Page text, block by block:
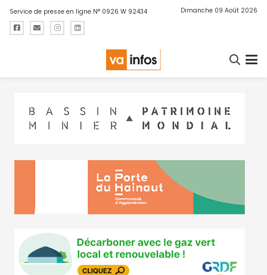
Service de presse en ligne N° 0926 W 92434 Dimanche 09 Août 2026